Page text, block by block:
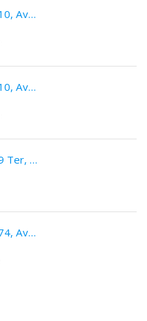
Banque Laydernier Annecy 10, Avenue Du Rhône
Banque Laydernier Annecy 10, Avenue Du Rhône
Banque Laydernier Annecy 9 Ter, Rue Royale
Banque Laydernier Annecy 74, Avenue de France